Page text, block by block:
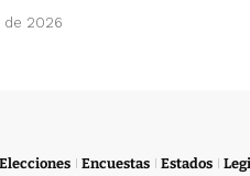
de 2026
Elecciones Encuestas Estados